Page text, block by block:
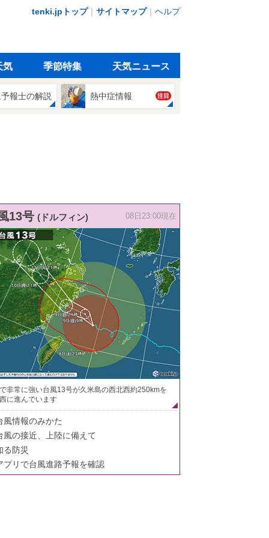
tenki.jpトップ｜ サイトマップ｜ ヘルプ
気 季節特集 天気ニュース
報士の解説 熱中症情報 注目
13号 (ドルフィン) 08日23:00現在
非常に強い台風13号が久米島の西北西約250kmを
に進んでいます
風情報のみかた
風の接近、上陸に備えて
る防災
プリで台風進路予報を確認